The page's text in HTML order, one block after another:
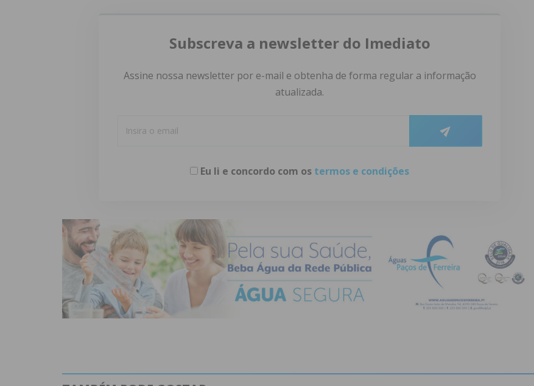
Subscreva a newsletter do Imediato
Assine nossa newsletter por e-mail e obtenha de forma regular a informação
atualizada.
Eu li e concordo com os termos e condições